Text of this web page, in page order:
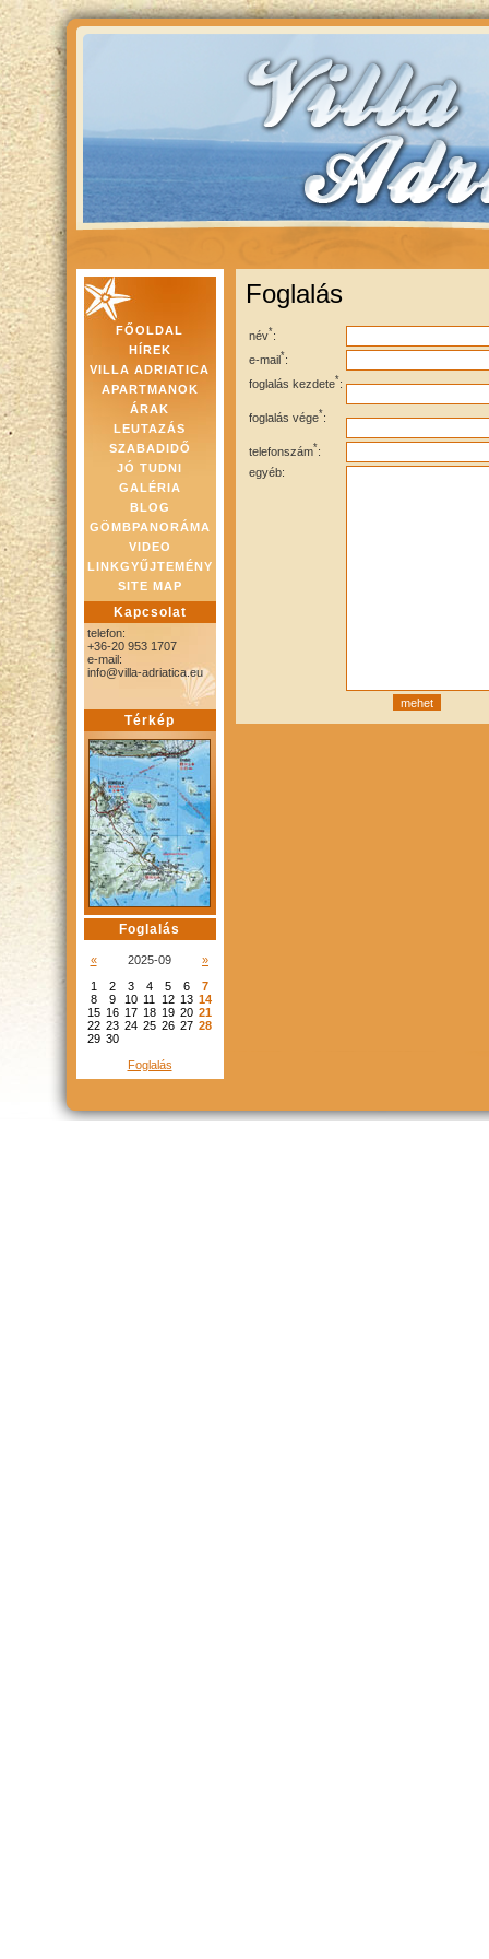
FŐOLDAL
HÍREK
VILLA ADRIATICA
APARTMANOK
ÁRAK
LEUTAZÁS
SZABADIDŐ
JÓ TUDNI
GALÉRIA
BLOG
GÖMBPANORÁMA
VIDEO
LINKGYŰJTEMÉNY
SITE MAP
Kapcsolat
telefon:
+36-20 953 1707
e-mail:
info@villa-adriatica.eu
Térkép
Foglalás
« 2025-09
»
1
2 3 4 5 6
7
8
9 10 11 12 13 14
15 16 17 18 19 20 21
22 23 24 25 26 27 28
29 30
Foglalás
Foglalás
név*:
e-mail*:
foglalás kezdete*:
foglalás vége*:
telefonszám*:
egyéb: